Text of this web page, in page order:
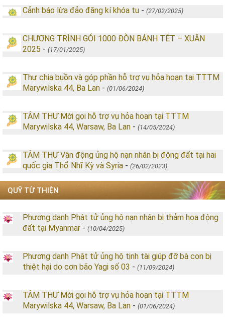
Cảnh báo lừa đảo đăng kí khóa tu - (27/02/2025)
CHƯƠNG TRÌNH GÓI 1000 ĐÒN BÁNH TÉT – XUÂN
2025 - (17/01/2025)
Thư chia buồn và góp phần hỗ trợ vụ hỏa hoạn tại TTTM
Marywilska 44, Ba Lan - (01/06/2024)
TÂM THƯ Mời gọi hỗ trợ vụ hỏa hoạn tại TTTM
Marywilska 44, Warsaw, Ba Lan - (14/05/2024)
TÂM THƯ Vận động ủng hộ nạn nhân bị động đất tại hai
quốc gia Thổ Nhĩ Kỳ và Syria - (26/02/2023)
QUỸ TỪ THIỆN
Phương danh Phật tử ủng hộ nạn nhân bị thảm họa động
đất tại Myanmar - (10/04/2025)
Phương danh Phật tử ủng hộ tịnh tài giúp đỡ bà con bị
thiệt hại do cơn bão Yagi số 03 - (11/09/2024)
TÂM THƯ Mời gọi hỗ trợ vụ hỏa hoạn tại TTTM
Marywilska 44, Warsaw, Ba Lan - (01/06/2024)